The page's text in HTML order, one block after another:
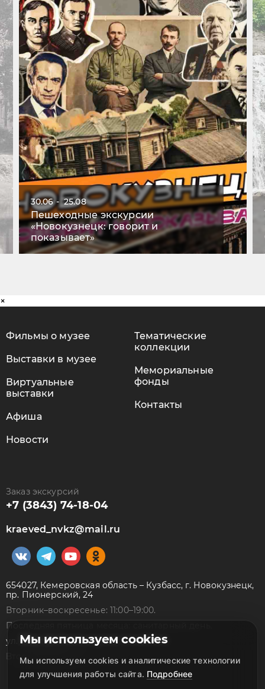
30.06 - 25.08
Пешеходные экскурсии
«Новокузнецк: говорит и
показывает»
Мы используем cookies
Мы используем cookies и аналитические технологии
для улучшения работы сайта. Подробнее
×
Фильмы о музее
Выставки в музее
Виртуальные
выставки
Афиша
Новости
Тематические
коллекции
Мемориальные
фонды
Контакты
Заказ экскурсий
+7 (3843) 74-18-04
kraeved_nvkz@mail.ru
654027, Кемеровская область – Кузбасс, г. Новокузнецк,
пр. Пионерский, 24
Вторник–воскресенье: 11:00–19:00.
Последняя пятница месяца: санитарный день.
ул. Народная, 7а
Вторник–суббота: 10:00–18:00